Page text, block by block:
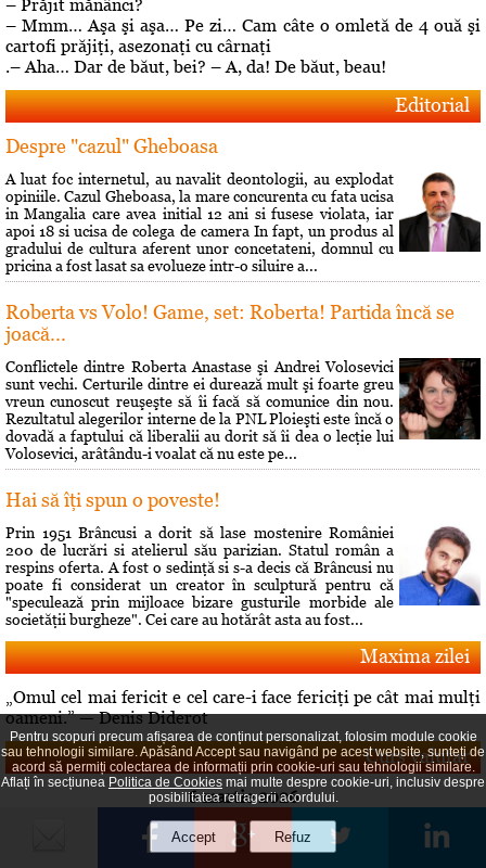
– Prăjit mănânci?
– Mmm… Aşa şi aşa… Pe zi… Cam câte o omletă de 4 ouă şi
cartofi prăjiţi, asezonaţi cu cârnaţi
.– Aha… Dar de băut, bei? – A, da! De băut, beau!
Editorial
Despre "cazul" Gheboasa
A luat foc internetul, au navalit deontologii, au explodat
opiniile. Cazul Gheboasa, la mare concurenta cu fata ucisa
in Mangalia care avea initial 12 ani si fusese violata, iar
apoi 18 si ucisa de colega de camera In fapt, un produs al
gradului de cultura aferent unor concetateni, domnul cu
pricina a fost lasat sa evolueze intr-o siluire a...
Roberta vs Volo! Game, set: Roberta! Partida încă se
joacă...
Conflictele dintre Roberta Anastase şi Andrei Volosevici
sunt vechi. Certurile dintre ei durează mult şi foarte greu
vreun cunoscut reuşeşte să îi facă să comunice din nou.
Rezultatul alegerilor interne de la PNL Ploieşti este încă o
dovadă a faptului că liberalii au dorit să îi dea o lecţie lui
Volosevici, arâtându-i voalat că nu este pe...
Hai să îţi spun o poveste!
Prin 1951 Brâncusi a dorit să lase mostenire României
200 de lucrări si atelierul său parizian. Statul român a
respins oferta. A fost o sedinţă si s-a decis că Brâncusi nu
poate fi considerat un creator în sculptură pentru că
"speculează prin mijloace bizare gusturile morbide ale
societăţii burgheze". Cei care au hotărât asta au fost...
Maxima zilei
„Omul cel mai fericit e cel care-i face fericiţi pe cât mai mulţi
oameni.” — Denis Diderot
Curs valutar
6 martie 2026
EURO = 5.0941 RON
Pentru scopuri precum afișarea de conținut personalizat, folosim module cookie
sau tehnologii similare. Apăsând Accept sau navigând pe acest website, sunteți de
acord să permiți colectarea de informații prin cookie-uri sau tehnologii similare.
Aflați în secțiunea Politica de Cookies mai multe despre cookie-uri, inclusiv despre
posibilitatea retragerii acordului.